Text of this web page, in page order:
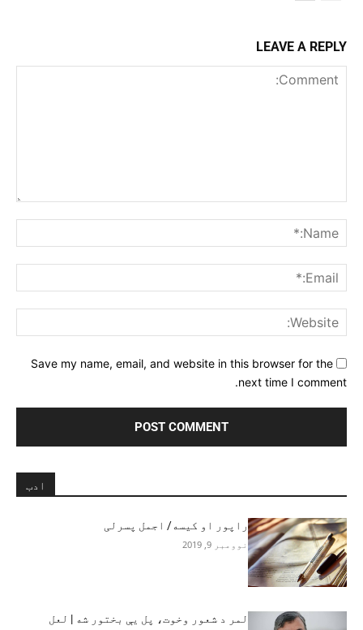
LEAVE A REPLY
Save my name, email, and website in this browser for the
next time I comment.
ادب
راپور او کیسه/ اجمل پسرلی
نوومبر 9, 2019
لمر د شعور وخوت، پل یې بختور شه | لعل